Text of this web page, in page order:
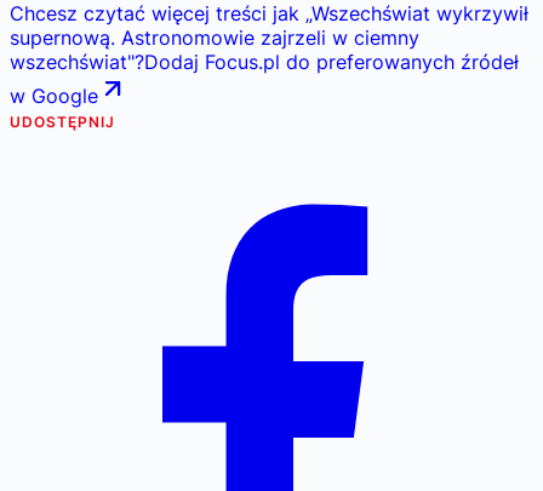
Chcesz czytać więcej treści jak „Wszechświat wykrzywił
supernową. Astronomowie zajrzeli w ciemny
wszechświat"?Dodaj Focus.pl do preferowanych źródeł
w Google
UDOSTĘPNIJ